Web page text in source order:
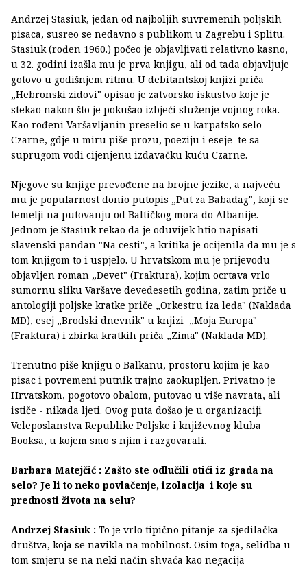
Andrzej Stasiuk, jedan od najboljih suvremenih poljskih
pisaca, susreo se nedavno s publikom u Zagrebu i Splitu.
Stasiuk (rođen 1960.) počeo je objavljivati relativno kasno,
u 32. godini izašla mu je prva knjigu, ali od tada objavljuje
gotovo u godišnjem ritmu. U debitantskoj knjizi priča
„Hebronski zidovi" opisao je zatvorsko iskustvo koje je
stekao nakon što je pokušao izbjeći služenje vojnog roka.
Kao rođeni Varšavljanin preselio se u karpatsko selo
Czarne, gdje u miru piše prozu, poeziju i eseje te sa
suprugom vodi cijenjenu izdavačku kuću Czarne.
Njegove su knjige prevođene na brojne jezike, a najveću
mu je popularnost donio putopis „Put za Babadag", koji se
temelji na putovanju od Baltičkog mora do Albanije.
Jednom je Stasiuk rekao da je oduvijek htio napisati
slavenski pandan "Na cesti", a kritika je ocijenila da mu je s
tom knjigom to i uspjelo. U hrvatskom mu je prijevodu
objavljen roman „Devet" (Fraktura), kojim ocrtava vrlo
sumornu sliku Varšave devedesetih godina, zatim priče u
antologiji poljske kratke priče „Orkestru iza leđa" (Naklada
MD), esej „Brodski dnevnik" u knjizi „Moja Europa"
(Fraktura) i zbirka kratkih priča „Zima" (Naklada MD).
Trenutno piše knjigu o Balkanu, prostoru kojim je kao
pisac i povremeni putnik trajno zaokupljen. Privatno je
Hrvatskom, pogotovo obalom, putovao u više navrata, ali
ističe - nikada ljeti. Ovog puta došao je u organizaciji
Veleposlanstva Republike Poljske i književnog kluba
Booksa, u kojem smo s njim i razgovarali.
Barbara Matejčić : Zašto ste odlučili otići iz grada na
selo? Je li to neko povlačenje, izolacija i koje su
prednosti života na selu?
Andrzej Stasiuk : To je vrlo tipično pitanje za sjedilačka
društva, koja se navikla na mobilnost. Osim toga, selidba u
tom smjeru se na neki način shvaća kao negacija